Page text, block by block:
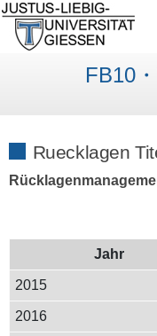
FB10
Ruecklagen
Jahr
2015
2016